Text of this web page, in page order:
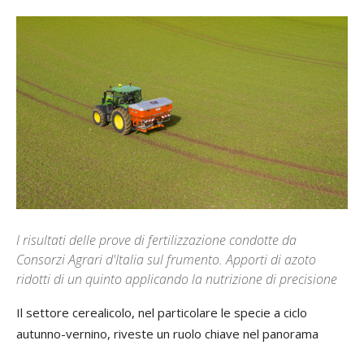
I risultati delle prove di fertilizzazione condotte da
Consorzi Agrari d'Italia sul frumento. Apporti di azoto
ridotti di un quinto applicando la nutrizione di precisione
Il settore cerealicolo, nel particolare le specie a ciclo
autunno-vernino, riveste un ruolo chiave nel panorama